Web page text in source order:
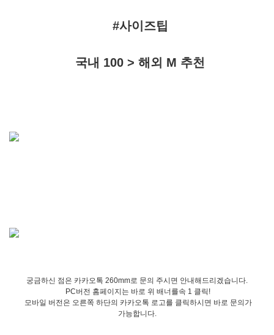
#사이즈팁
국내 100 > 해외 M 추천
궁금하신 점은 카카오톡 260mm로 문의 주시면 안내해드리겠습니다.
PC버전 홈페이지는 바로 위 배너를속 1 클릭!
모바일 버전은 오른쪽 하단의 카카오톡 로고를 클릭하시면 바로 문의가
가능합니다.